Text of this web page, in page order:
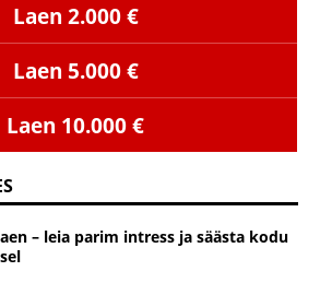
Laen 2.000 €
Laen 5.000 €
Laen 10.000 €
– leia parim intress ja säästa kodu